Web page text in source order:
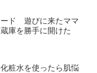
ード 遊びに来たママ
庫を勝手に開けた
粧水を使ったら肌悩